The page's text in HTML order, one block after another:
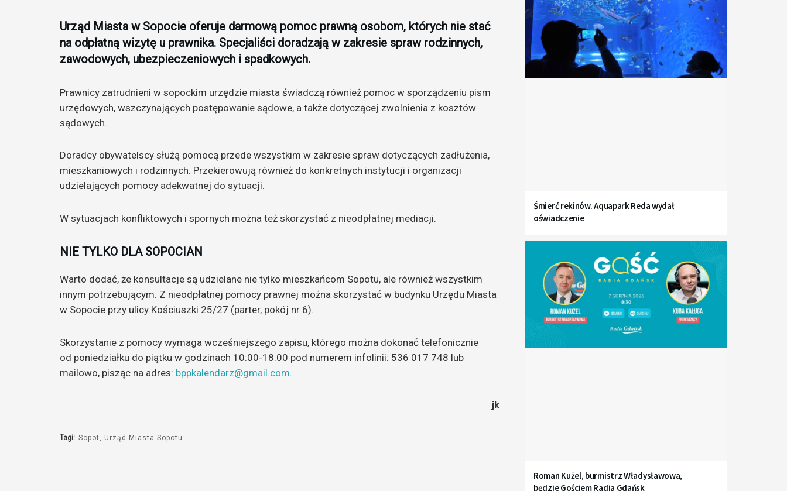
Urząd Miasta w Sopocie oferuje darmową pomoc prawną osobom, których nie stać
na odpłatną wizytę u prawnika. Specjaliści doradzają w zakresie spraw rodzinnych,
zawodowych, ubezpieczeniowych i spadkowych.
Prawnicy zatrudnieni w sopockim urzędzie miasta świadczą również pomoc w sporządzeniu pism
urzędowych, wszczynających postępowanie sądowe, a także dotyczącej zwolnienia z kosztów
sądowych.
Doradcy obywatelscy służą pomocą przede wszystkim w zakresie spraw dotyczących zadłużenia,
mieszkaniowych i rodzinnych. Przekierowują również do konkretnych instytucji i organizacji
udzielających pomocy adekwatnej do sytuacji.
W sytuacjach konfliktowych i spornych można też skorzystać z nieodpłatnej mediacji.
NIE TYLKO DLA SOPOCIAN
Warto dodać, że konsultacje są udzielane nie tylko mieszkańcom Sopotu, ale również wszystkim
innym potrzebującym. Z nieodpłatnej pomocy prawnej można skorzystać w budynku Urzędu Miasta
w Sopocie przy ulicy Kościuszki 25/27 (parter, pokój nr 6).
Skorzystanie z pomocy wymaga wcześniejszego zapisu, którego można dokonać telefonicznie
od poniedziałku do piątku w godzinach 10:00-18:00 pod numerem infolinii: 536 017 748 lub
mailowo, pisząc na adres: bppkalendarz@gmail.com.
jk
Tagi: Sopot Urząd Miasta Sopotu
Śmierć rekinów. Aquapark Reda wydał
oświadczenie
Roman Kużel, burmistrz Władysławowa,
będzie Gościem Radia Gdańsk